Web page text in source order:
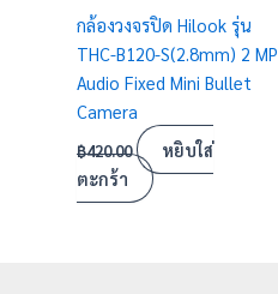
กล้องวงจรปิด Hilook รุ่น
THC-B120-S(2.8mm) 2 MP
Audio Fixed Mini Bullet
Camera
฿420.00
หยิบใส่
ตะกร้า